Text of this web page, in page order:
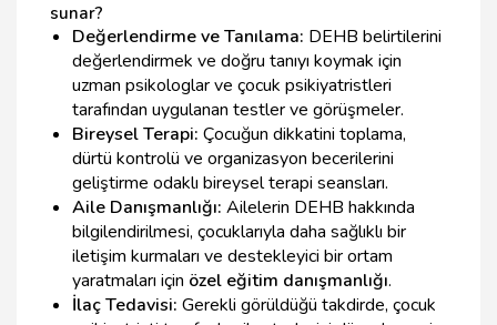
sunar?
Değerlendirme ve Tanılama: DEHB belirtilerini
değerlendirmek ve doğru tanıyı koymak için
uzman psikologlar ve çocuk psikiyatristleri
tarafından uygulanan testler ve görüşmeler.
Bireysel Terapi: Çocuğun dikkatini toplama,
dürtü kontrolü ve organizasyon becerilerini
geliştirme odaklı bireysel terapi seansları.
Aile Danışmanlığı: Ailelerin DEHB hakkında
bilgilendirilmesi, çocuklarıyla daha sağlıklı bir
iletişim kurmaları ve destekleyici bir ortam
yaratmaları için özel eğitim danışmanlığı.
İlaç Tedavisi: Gerekli görüldüğü takdirde, çocuk